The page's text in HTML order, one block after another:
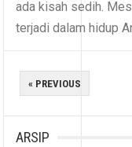
ada kisah sedih.
terjadi dalam hidup
PAGINASI
« PREVIOUS
ARSIP